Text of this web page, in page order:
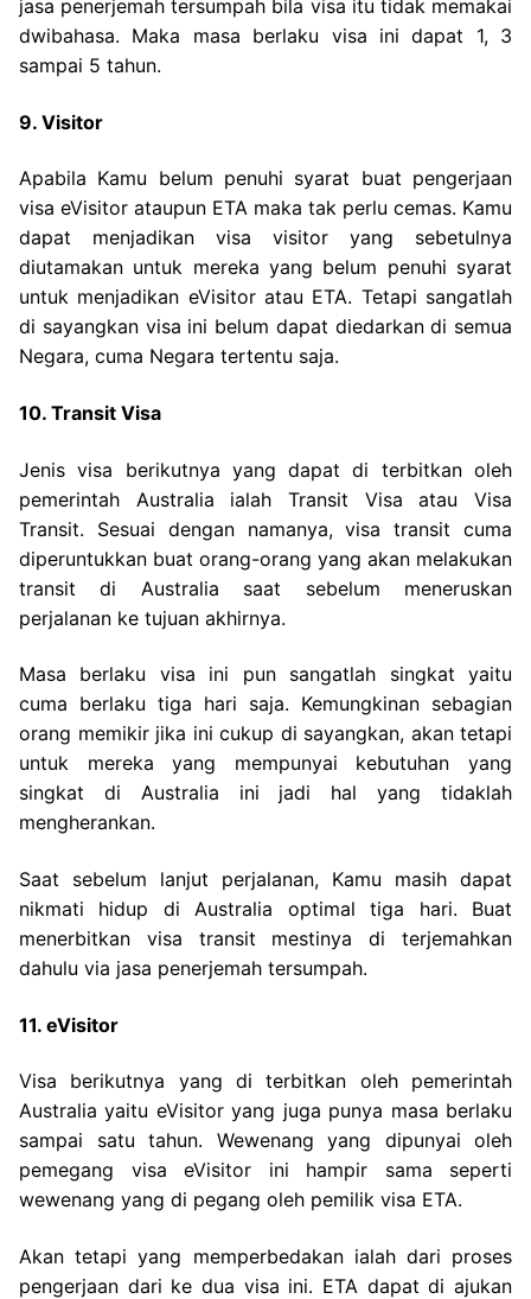
jasa penerjemah tersumpah bila visa itu tidak memakai
dwibahasa. Maka masa berlaku visa ini dapat 1, 3
sampai 5 tahun.
9. Visitor
Apabila Kamu belum penuhi syarat buat pengerjaan
visa eVisitor ataupun ETA maka tak perlu cemas. Kamu
dapat menjadikan visa visitor yang sebetulnya
diutamakan untuk mereka yang belum penuhi syarat
untuk menjadikan eVisitor atau ETA. Tetapi sangatlah
di sayangkan visa ini belum dapat diedarkan di semua
Negara, cuma Negara tertentu saja.
10. Transit Visa
Jenis visa berikutnya yang dapat di terbitkan oleh
pemerintah Australia ialah Transit Visa atau Visa
Transit. Sesuai dengan namanya, visa transit cuma
diperuntukkan buat orang-orang yang akan melakukan
transit di Australia saat sebelum meneruskan
perjalanan ke tujuan akhirnya.
Masa berlaku visa ini pun sangatlah singkat yaitu
cuma berlaku tiga hari saja. Kemungkinan sebagian
orang memikir jika ini cukup di sayangkan, akan tetapi
untuk mereka yang mempunyai kebutuhan yang
singkat di Australia ini jadi hal yang tidaklah
mengherankan.
Saat sebelum lanjut perjalanan, Kamu masih dapat
nikmati hidup di Australia optimal tiga hari. Buat
menerbitkan visa transit mestinya di terjemahkan
dahulu via jasa penerjemah tersumpah.
11. eVisitor
Visa berikutnya yang di terbitkan oleh pemerintah
Australia yaitu eVisitor yang juga punya masa berlaku
sampai satu tahun. Wewenang yang dipunyai oleh
pemegang visa eVisitor ini hampir sama seperti
wewenang yang di pegang oleh pemilik visa ETA.
Akan tetapi yang memperbedakan ialah dari proses
pengerjaan dari ke dua visa ini. ETA dapat di ajukan